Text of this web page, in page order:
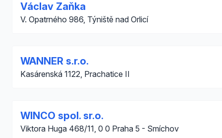
Václav Zaňka
V. Opatrného 986, Týniště nad Orlicí
WANNER s.r.o.
Kasárenská 1122, Prachatice II
WINCO spol. sr.o.
Viktora Huga 468/11, 0 0 Praha 5 - Smíchov